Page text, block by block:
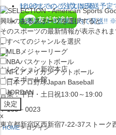
セレクション公式LINE@
×
セレクション新宿本店
ベースボール館
営業：平日・土日祝13:00～19:00
〒160－0023
東京都新宿区西新宿7-22-37ストーク
12:00までのご注文は発送予定
在庫品は1-3営業日内で発送!! ※
興味のあるスポーツを選択すると
そのスポーツの最新情報が表示されま
すべてのジャンルを選択
MLB メジャーリーグ
NBAバスケットボール
NFLアメリカンフットボール
日本プロ野球Japan Baseball
JORDAN
x
HOME ログイン